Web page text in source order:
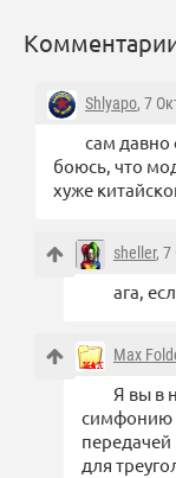
Shlyapo, 7
сам
боюсь, что
хуже
sheller, 7
ага,
Max
Я вы в
симфонию
передачей
для